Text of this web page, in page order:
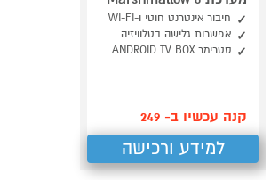
חיבור אינטרנט חוטי ו-WI-FI
אפשרות גלישה בטלוויזיה
סטרימר ANDROID TV BOX
קנה עכשיו ב- 249
למידע ורכישה